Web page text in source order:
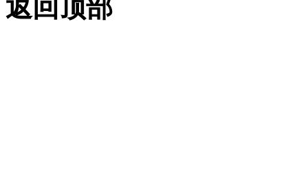
返回顶部